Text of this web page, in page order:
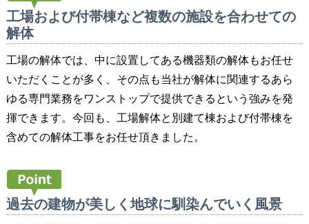
工場および付帯棟など複数の施設を合わせての
解体
工場の解体では、中に設置してある機器類の解体もお任せ
いただくことが多く、その点も当社が解体に関連するあら
ゆる専門業務をワンストップで提供できるという強みを発
揮できます。今回も、工場解体と別建て棟および付帯棟を
含めての解体工事をお任せ頂きました。
過去の建物が美しく地球に馴染んでいく風景